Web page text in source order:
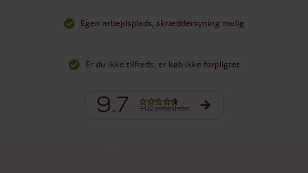
Egen arbejdsplads, skræddersyning mulig
Er du ikke tilfreds, er køb ikke forpligtet
9.7 4432 anmeldelser